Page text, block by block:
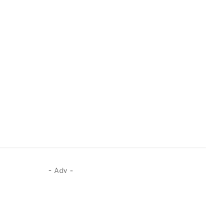
- Adv -